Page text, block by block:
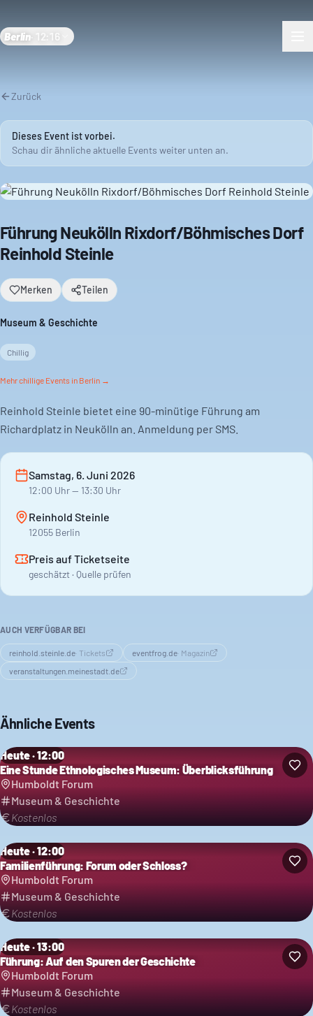
Berlin 12:16
Zurück
Dieses Event ist vorbei.
Schau dir ähnliche aktuelle Events weiter unten an.
Führung Neukölln Rixdorf/Böhmisches Dorf
Reinhold Steinle
Merken Teilen
Museum & Geschichte
Chillig
Mehrchillige Events in Berlin →
Reinhold Steinle bietet eine 90-minütige Führung am
Richardplatz in Neukölln an. Anmeldung per SMS.
Samstag, 6. Juni 2026
12:00 Uhr— 13:30 Uhr
Reinhold Steinle
12055 Berlin
Preis auf Ticketseite
geschätzt · Quelle prüfen
AUCH VERFÜGBAR BEI
reinhold.steinle.de· Tickets eventfrog.de· Magazin
veranstaltungen.meinestadt.de
Ähnliche Events
Heute · 12:00
Eine Stunde Ethnologisches Museum: Überblicksführung
Humboldt Forum
Museum & Geschichte
Kostenlos
Heute · 12:00
Familienführung: Forum oder Schloss?
Humboldt Forum
Museum & Geschichte
Kostenlos
Heute · 13:00
Führung: Auf den Spuren der Geschichte
Humboldt Forum
Museum & Geschichte
Kostenlos